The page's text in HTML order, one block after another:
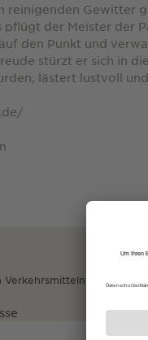
reinigenden Gewitter
pflügt der Meister der
den Punkt und
stürzt er sich in
lästert lustvoll
Verkehrsmitteln